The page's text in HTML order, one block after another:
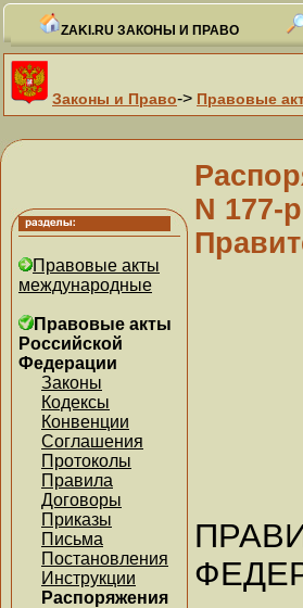
ZAKI.RU ЗАКОНЫ И ПРАВО
Законы и Право-> Правовые
Правовые акты
международные
Правовые акты
Российской
Федерации
Законы
Кодексы
Конвенции
Соглашения
Протоколы
Правила
Договоры
Приказы
Письма
Постановления
Инструкции
Распоряжения
N 177-